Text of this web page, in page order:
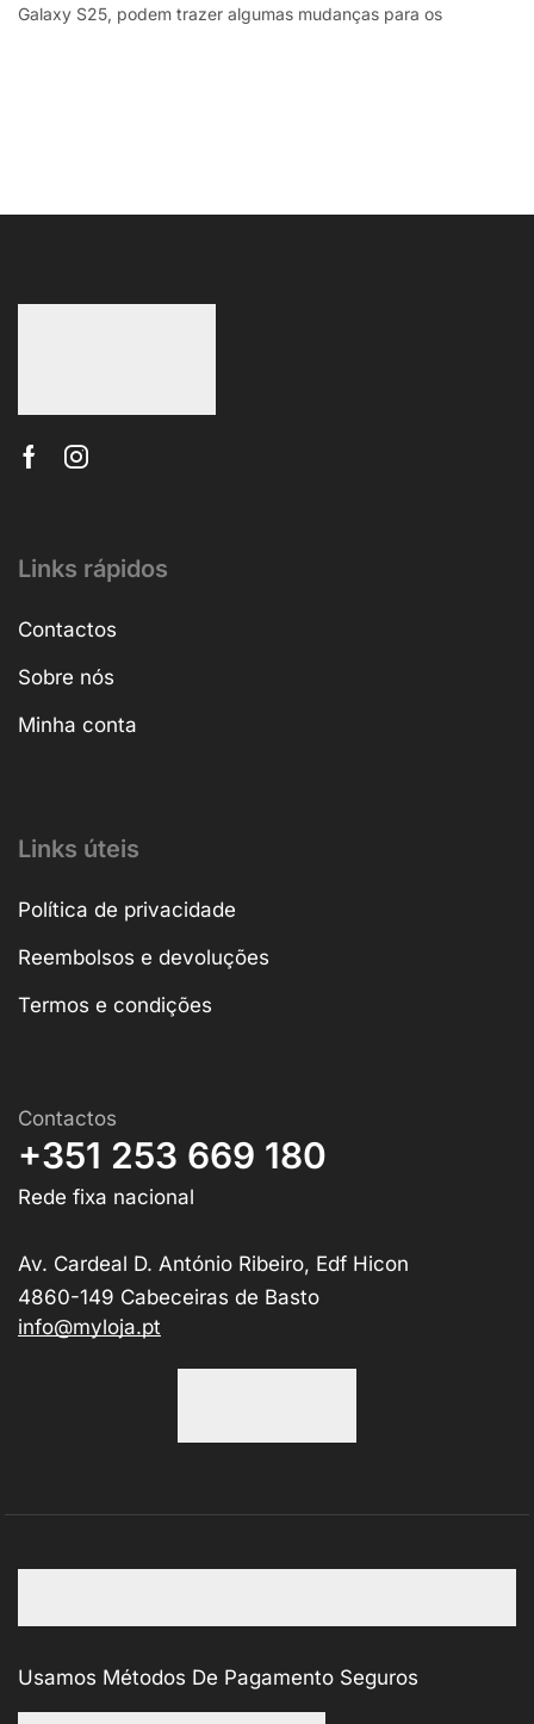
F2 Plus, and MaxG2 e-scooters review
Galaxy S25, podem trazer algumas mudanças para os
Links rápidos
Contactos
Sobre nós
Minha conta
Links úteis
Política de privacidade
Reembolsos e devoluções
Termos e condições
Contactos
+351 253 669 180
Rede fixa nacional
Av. Cardeal D. António Ribeiro, Edf Hicon
4860-149 Cabeceiras de Basto
info@myloja.pt
Usamos Métodos De Pagamento Seguros